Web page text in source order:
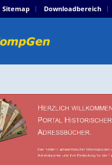
Sitemap Downloadbereich